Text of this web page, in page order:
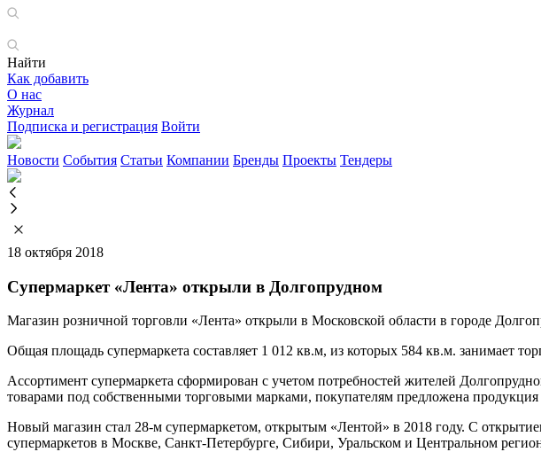
Найти
Как добавить
О нас
Журнал
Подписка и регистрация Войти
Новости События Статьи Компании Бренды Проекты Тендеры
18 октября 2018
Супермаркет «Лента» открыли в Долгопрудном
Магазин розничной торговли «Лента» открыли в Московской области в городе
Общая площадь супермаркета составляет 1 012 кв.м, из которых 584 кв.м. занимает
Ассортимент супермаркета сформирован с учетом потребностей жителей
товарами под собственными торговыми марками, покупателям предложена
Новый магазин стал 28-м супермаркетом, открытым «Лентой» в 2018 году. С
супермаркетов в Москве, Санкт-Петербурге, Сибири, Уральском и Центральном